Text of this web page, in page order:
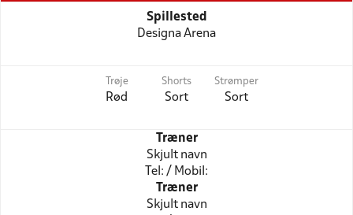
Spillested
Designa Arena
Trøje
Rød
Shorts
Sort
Strømper
Sort
Træner
Skjult navn
Tel: / Mobil:
Træner
Skjult navn